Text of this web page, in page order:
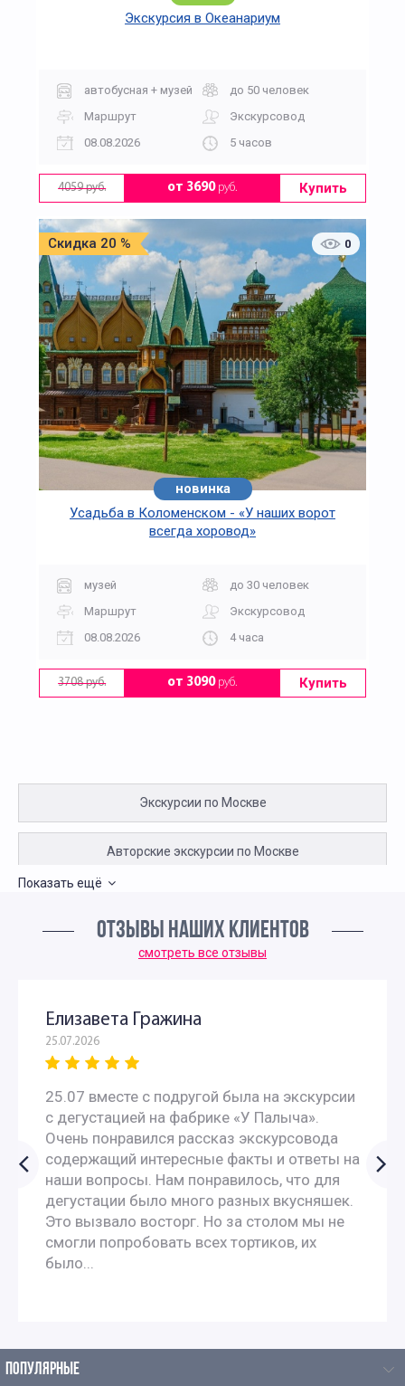
Экскурсия в Океанариум
автобусная + музей
до 50 человек
Маршрут
Экскурсовод
08.08.2026
5 часов
4059 руб. от 3690руб. Купить
Скидка 20 % 0
новинка
Усадьба в Коломенском - «У наших ворот
всегда хоровод»
музей
до 30 человек
Маршрут
Экскурсовод
08.08.2026
4 часа
3708 руб. от 3090руб. Купить
Экскурсии по Москве
Авторские экскурсии по Москве
Пешеходные экскурсии по Москве для детей
Экскурсии для иностранцев по Москве
Экскурсии для китайцев по Москве
Экскурсии по Москве на английском языке для
иностранцев
Экскурсии по Москве на французском
Экскурсии по Москве на немецком языке
Показать ещё
ОТЗЫВЫ НАШИХ КЛИЕНТОВ
смотреть все отзывы
Елизавета Гражина
25.07.2026
25.07 вместе с подругой была на экскурсии
с дегустацией на фабрике «У Палыча».
Очень понравился рассказ экскурсовода
содержащий интересные факты и ответы на
наши вопросы. Нам понравилось, что для
дегустации было много разных вкусняшек.
Это вызвало восторг. Но за столом мы не
смогли попробовать всех тортиков, их
было...
ПОПУЛЯРНЫЕ